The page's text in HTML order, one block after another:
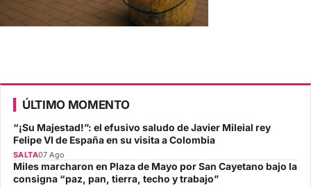
ÚLTIMO MOMENTO
“¡Su Majestad!”: el efusivo saludo de Javier Mileial rey
Felipe VI de España en su visita a Colombia
SALTA07 Ago
Miles marcharon en Plaza de Mayo por San Cayetano bajo la
consigna “paz, pan, tierra, techo y trabajo”